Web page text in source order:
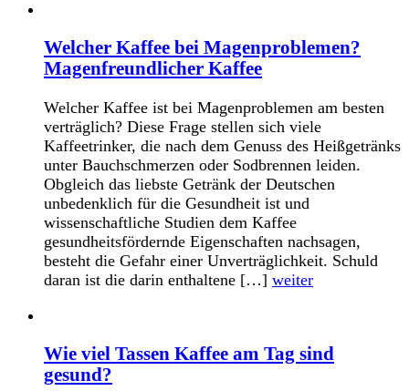
Welcher Kaffee bei Magenproblemen?
Magenfreundlicher Kaffee
Welcher Kaffee ist bei Magenproblemen am besten
verträglich? Diese Frage stellen sich viele
Kaffeetrinker, die nach dem Genuss des Heißgetränks
unter Bauchschmerzen oder Sodbrennen leiden.
Obgleich das liebste Getränk der Deutschen
unbedenklich für die Gesundheit ist und
wissenschaftliche Studien dem Kaffee
gesundheitsfördernde Eigenschaften nachsagen,
besteht die Gefahr einer Unverträglichkeit. Schuld
daran ist die darin enthaltene […] weiter
Wie viel Tassen Kaffee am Tag sind
gesund?